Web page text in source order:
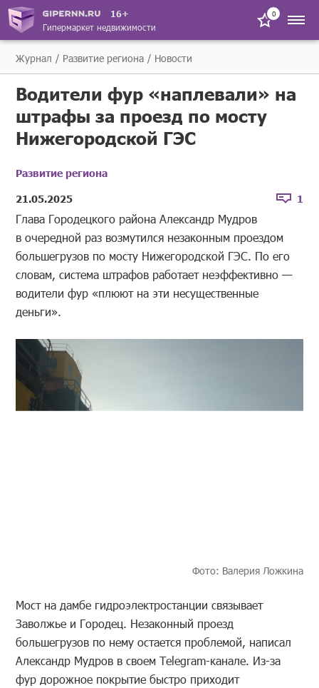
16+
Гипермаркет недвижимости
0
Журнал Развитие региона Новости
Водители фур «наплевали» на
штрафы за проезд по мосту
Нижегородской ГЭС
Развитие региона
21.05.2025
1
Глава Городецкого района Александр Мудров
в очередной раз возмутился незаконным проездом
большегрузов по мосту Нижегородской ГЭС. По его
словам, система штрафов работает неэффективно —
водители фур «плюют на эти несущественные
деньги».
Фото: Валерия Ложкина
Мост на дамбе гидроэлектростанции связывает
Заволжье и Городец. Незаконный проезд
большегрузов по нему остается проблемой, написал
Александр Мудров в своем Telegram-канале. Из-за
фур дорожное покрытие быстро приходит